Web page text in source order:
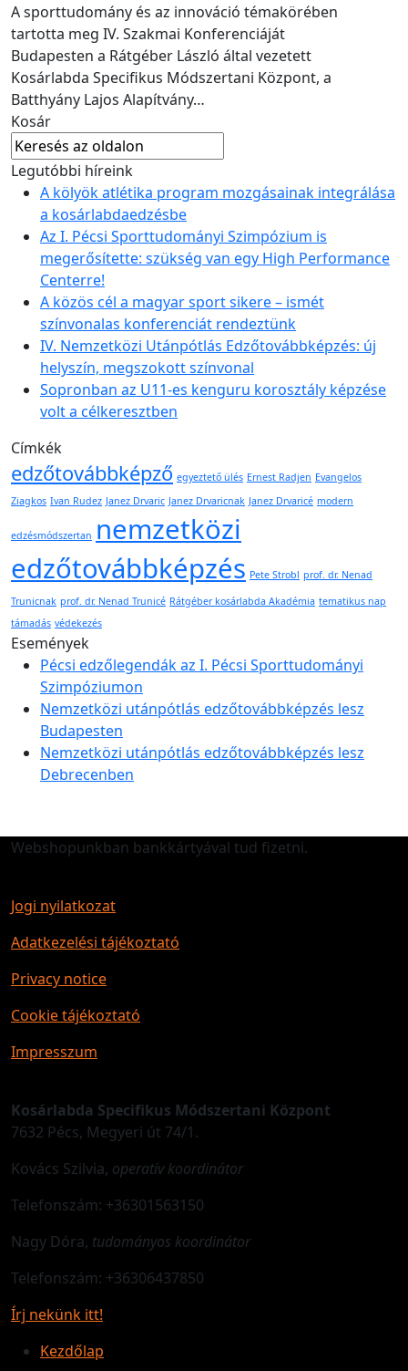
A sporttudomány és az innováció témakörében
tartotta meg IV. Szakmai Konferenciáját
Budapesten a Rátgéber László által vezetett
Kosárlabda Specifikus Módszertani Központ, a
Batthyány Lajos Alapítvány…
Kosár
Legutóbbi híreink
A kölyök atlétika program mozgásainak integrálása
a kosárlabdaedzésbe
Az I. Pécsi Sporttudományi Szimpózium is
megerősítette: szükség van egy High Performance
Centerre!
A közös cél a magyar sport sikere – ismét
színvonalas konferenciát rendeztünk
IV. Nemzetközi Utánpótlás Edzőtovábbképzés: új
helyszín, megszokott színvonal
Sopronban az U11-es kenguru korosztály képzése
volt a célkeresztben
Címkék
edzőtovábbképző egyeztető ülés Ernest Radjen Evangelos
Ziagkos Ivan Rudez Janez Drvaric Janez Drvaricnak Janez Drvaricé modern
edzésmódszertan nemzetközi
edzőtovábbképzés Pete Strobl prof. dr. Nenad
Trunicnak prof. dr. Nenad Trunicé Rátgéber kosárlabda Akadémia tematikus nap
támadás védekezés
Események
Pécsi edzőlegendák az I. Pécsi Sporttudományi
Szimpóziumon
Nemzetközi utánpótlás edzőtovábbképzés lesz
Budapesten
Nemzetközi utánpótlás edzőtovábbképzés lesz
Debrecenben
Webshopunkban bankkártyával tud fizetni.
Jogi nyilatkozat
Adatkezelési tájékoztató
Privacy notice
Cookie tájékoztató
Impresszum
Kosárlabda Specifikus Módszertani Központ
7632 Pécs, Megyeri út 74/1.
Kovács Szilvia, operatív koordinátor
Telefonszám: +36301563150
Nagy Dóra, tudományos koordinátor
Telefonszám: +36306437850
Írj nekünk itt!
Kezdőlap